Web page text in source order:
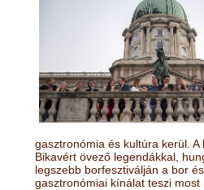
gasztronómia és kultúra kerül.
Bikavért övező legendákkal,
legszebb borfesztiválján a bor
gasztronómiai kínálat teszi most